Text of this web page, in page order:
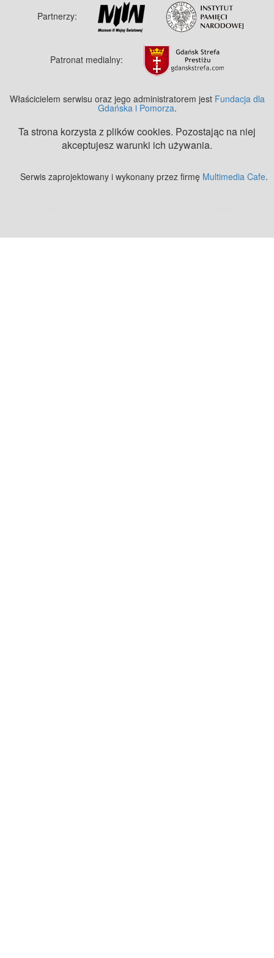
Partnerzy:
Patronat medialny:
Właścicielem serwisu oraz jego administratorem jest Fundacja dla
Gdańska i Pomorza.
Ta strona korzysta z plików cookies. Pozostając na niej
akceptujesz warunki ich używania.
Serwis zaprojektowany i wykonany przez firmę Multimedia Cafe.